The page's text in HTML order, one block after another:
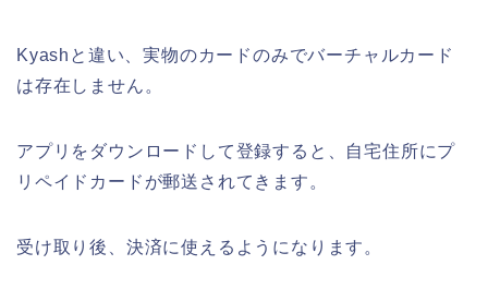
Kyashと違い、実物のカードのみでバーチャルカード
は存在しません。
アプリをダウンロードして登録すると、自宅住所にプ
リペイドカードが郵送されてきます。
受け取り後、決済に使えるようになります。